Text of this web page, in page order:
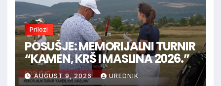
Prilozi
POSUŠJE: MEMORIJALNI TURNIR
“KAMEN, KRŠ I MASLINA 2026.”
AUGUST 9, 2026 UREDNIK